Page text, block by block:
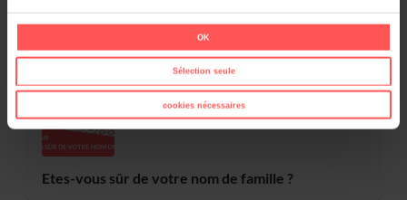
OK
Sélection seule
cookies nécessaires
comment résoudre ce casse-tête généalogique ?
Etes-vous sûr de votre nom de famille ?